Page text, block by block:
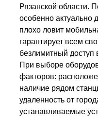
Рязанской области.
особенно актуально
плохо ловит
гарантирует всем
безлимитный доступ
При выборе
факторов:
наличие рядом
удаленность от
устанавливаемые